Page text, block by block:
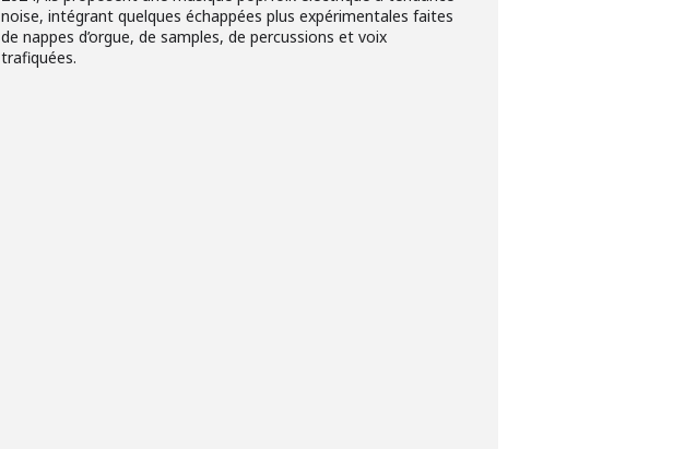
noise, intégrant quelques échappées plus expérimentales faites
de nappes d’orgue, de samples, de percussions et voix
trafiquées.